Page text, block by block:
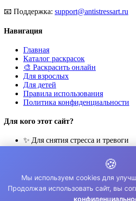
📧 Поддержка: support@antistressart.ru
Навигация
Главная
Каталог раскрасок
🎨 Раскрасить онлайн
Для взрослых
Для детей
Правила использования
Политика конфиденциальности
Для кого этот сайт?
✨ Для снятия стресса и тревоги
🧘 Для медитации и расслабления
👨‍👩‍👧‍👦 Для семейного досуга
© 2026 Раскраски Антистресс. Все
🍪
Мы используем cookies для
Продолжая использовать сайт, вы